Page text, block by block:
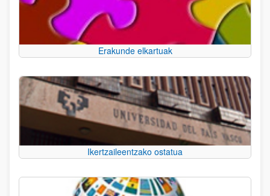
Erakunde elkartuak
Ikertzaileentzako ostatua